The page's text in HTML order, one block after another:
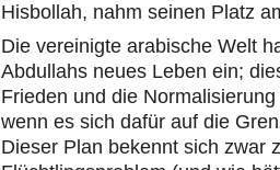
Hisbollah, nahm seinen Platz
Die vereinigte arabische Welt
Abdullahs neues Leben ein;
Frieden und die
wenn es sich dafür auf die
Dieser Plan bekennt sich zwar